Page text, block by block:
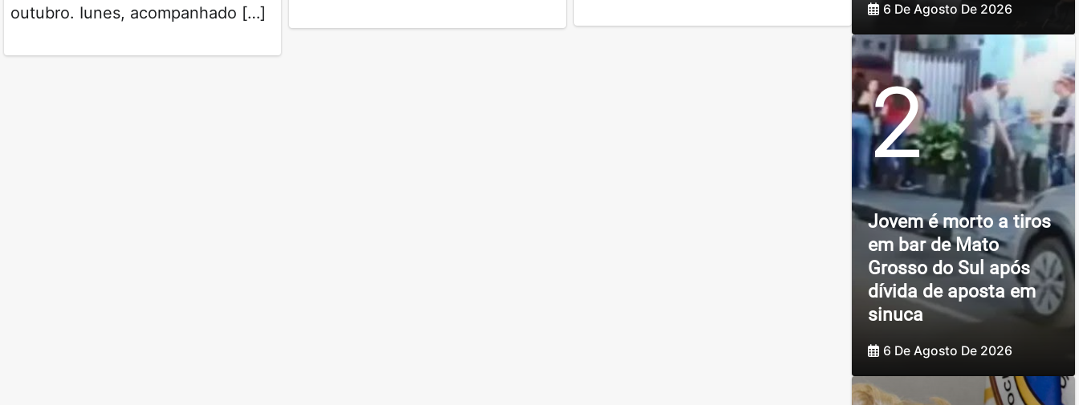
outubro. Iunes, acompanhado […]
6 De Agosto De 2026
2
Jovem é morto a tiros
em bar de Mato
Grosso do Sul após
dívida de aposta em
sinuca
6 De Agosto De 2026